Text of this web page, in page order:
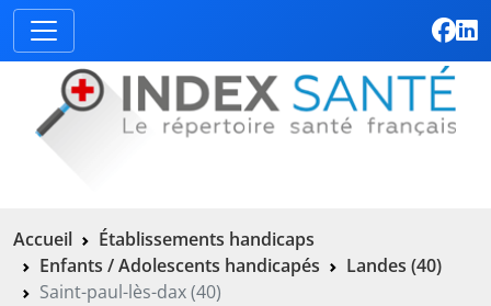
Accueil
Établissements handicaps
Enfants / Adolescents handicapés
Landes (40)
Saint-paul-lès-dax (40)